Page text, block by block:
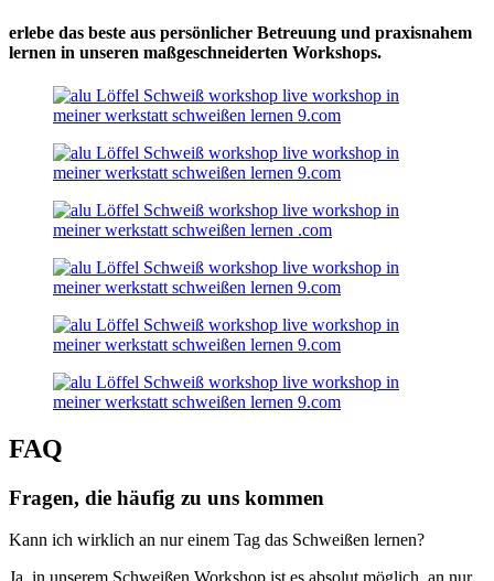
erlebe das beste aus persönlicher Betreuung und praxisnahem
lernen in unseren maßgeschneiderten Workshops.
FAQ
Fragen, die häufig zu uns kommen
Kann ich wirklich an nur einem Tag das Schweißen lernen?